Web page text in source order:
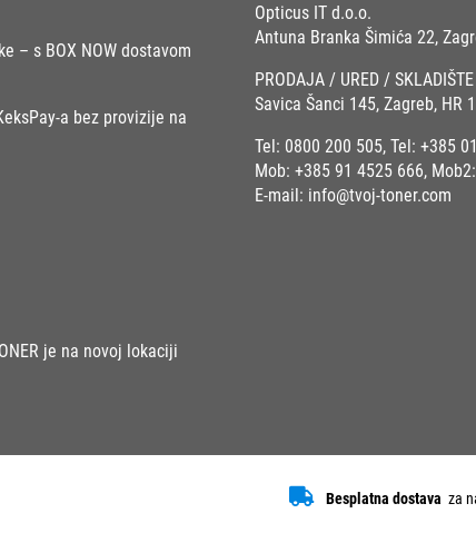
– s BOX NOW dostavom
a bez provizije na
je na novoj lokaciji
Opticus IT d.o.o.
Antuna Branka Šimića 22,
PRODAJA / URED / SKLADIŠTE
Savica Šanci 145, Zagreb, HR
Tel: 0800 200 505, Tel: +385
Mob: +385 91 4525 666, Mob2:
E-mail: info@tvoj-toner.com
Besplatna dostava za